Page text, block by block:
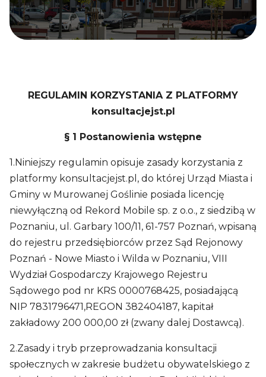
REGULAMIN KORZYSTANIA Z PLATFORMY
konsultacjejst.pl
§ 1 Postanowienia wstępne
1.Niniejszy regulamin opisuje zasady korzystania z
platformy konsultacjejst.pl, do której Urząd Miasta i
Gminy w Murowanej Goślinie posiada licencję
niewyłączną od Rekord Mobile sp. z o.o., z siedzibą w
Poznaniu, ul. Garbary 100/11, 61-757 Poznań, wpisaną
do rejestru przedsiębiorców przez Sąd Rejonowy
Poznań - Nowe Miasto i Wilda w Poznaniu, VIII
Wydział Gospodarczy Krajowego Rejestru
Sądowego pod nr KRS 0000768425, posiadającą
NIP 7831796471,REGON 382404187, kapitał
zakładowy 200 000,00 zł (zwany dalej Dostawcą).
2.Zasady i tryb przeprowadzania konsultacji
społecznych w zakresie budżetu obywatelskiego z